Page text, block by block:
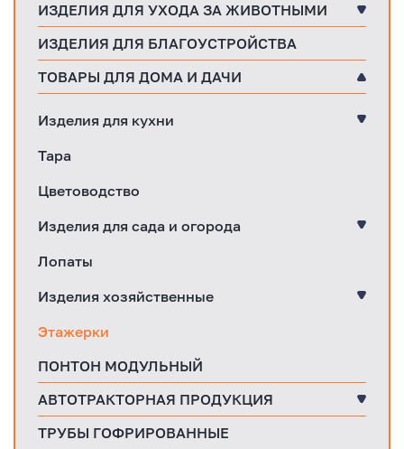
ИЗДЕЛИЯ ДЛЯ УХОДА ЗА ЖИВОТНЫМИ
ИЗДЕЛИЯ ДЛЯ БЛАГОУСТРОЙСТВА
ТОВАРЫ ДЛЯ ДОМА И ДАЧИ
Изделия для кухни
Тара
Цветоводство
Изделия для сада и огорода
Лопаты
Изделия хозяйственные
Этажерки
ПОНТОН МОДУЛЬНЫЙ
АВТОТРАКТОРНАЯ ПРОДУКЦИЯ
ТРУБЫ ГОФРИРОВАННЫЕ